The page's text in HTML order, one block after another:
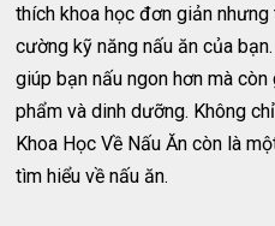
thích khoa học đơn giản
cường kỹ năng nấu ăn của
giúp bạn nấu ngon hơn mà
phẩm và dinh dưỡng. Không
Khoa Học Về Nấu Ăn còn là
tìm hiểu về nấu ăn.